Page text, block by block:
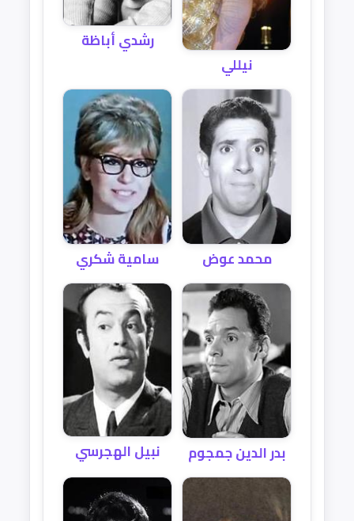
نيللي
رشدي أباظة
محمد عوض سامية شكري
بدر الدين جمجوم نبيل الهجرسي